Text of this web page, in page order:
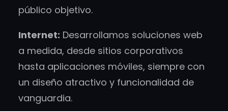
público objetivo.
Internet: Desarrollamos soluciones web
a medida, desde sitios corporativos
hasta aplicaciones móviles, siempre con
un diseño atractivo y funcionalidad de
vanguardia.